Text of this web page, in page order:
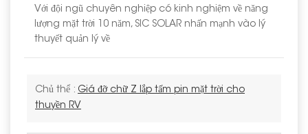
Với đội ngũ chuyên nghiệp có kinh nghiệm về năng
lượng mặt trời 10 năm, SIC SOLAR nhấn mạnh vào lý
thuyết quản lý về
Chủ thể : Giá đỡ chữ Z lắp tấm pin mặt trời cho
thuyền RV